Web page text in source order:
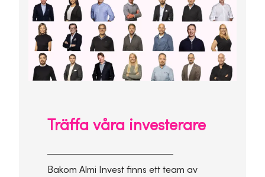
Träffa våra investerare
Bakom Almi Invest finns ett team av